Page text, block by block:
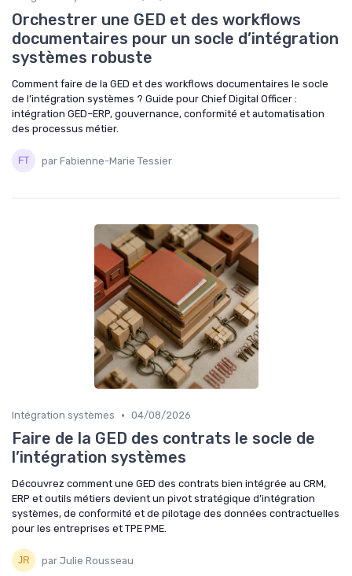
Orchestrer une GED et des workflows
documentaires pour un socle d’intégration
systèmes robuste
Comment faire de la GED et des workflows documentaires le socle
de l’intégration systèmes ? Guide pour Chief Digital Officer :
intégration GED–ERP, gouvernance, conformité et automatisation
des processus métier.
par Fabienne-Marie Tessier
Intégration systèmes • 04/08/2026
Faire de la GED des contrats le socle de
l’intégration systèmes
Découvrez comment une GED des contrats bien intégrée au CRM,
ERP et outils métiers devient un pivot stratégique d’intégration
systèmes, de conformité et de pilotage des données contractuelles
pour les entreprises et TPE PME.
par Julie Rousseau